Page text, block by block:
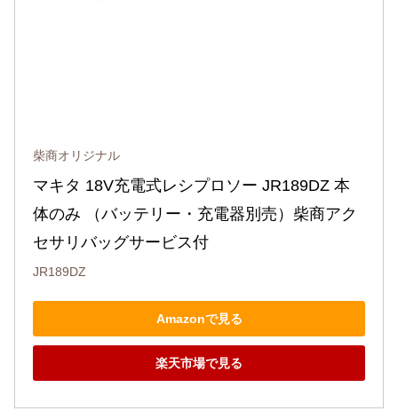
柴商オリジナル
マキタ 18V充電式レシプロソー JR189DZ 本
体のみ （バッテリー・充電器別売）柴商アク
セサリバッグサービス付
JR189DZ
Amazonで見る
楽天市場で見る